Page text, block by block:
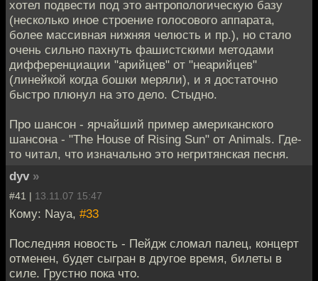
хотел подвести под это антропологическую базу
(несколько иное строение голосового аппарата,
более массивная нижняя челюсть и пр.), но стало
очень сильно пахнуть фашистскими методами
дифференциации "арийцев" от "неарийцев"
(линейкой когда бошки меряли), и я достаточно
быстро плюнул на это дело. Стыдно.
Про шансон - ярчайший пример американского
шансона - "The House of Rising Sun" от Animals. Где-
то читал, что изначально это негритянская песня.
dyv »
#41 | 13.11.07 15:47
Кому: Naya, #33
Последняя новость - Пейдж сломал палец, концерт
отменен, будет сыгран в другое время, билеты в
силе. Грустно пока что.